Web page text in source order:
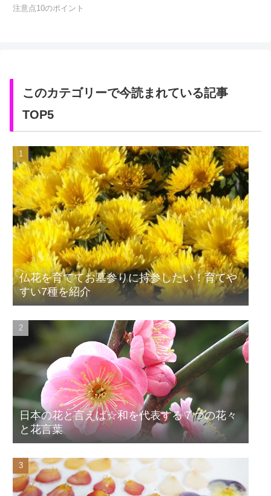
注意点10のポイント
このカテゴリーで今読まれている記事
TOP5
仏花を育ててお墓参りに持参したい！育てや
すい7種を紹介
日本の花と言えば☆和を代表する７つの花々
と花言葉